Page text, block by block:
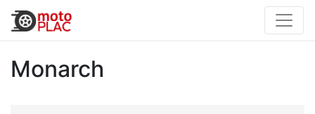
Monarch